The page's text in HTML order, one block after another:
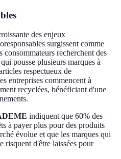
des enjeux
surgissent comme
consommateurs recherchent des
pousse plusieurs marques à
respectueux de
entreprises commencent à
recyclées, bénéficiant d'une
indiquent que 60% des
à payer plus pour des produits
évolue et que les marques qui
risquent d'être laissées pour